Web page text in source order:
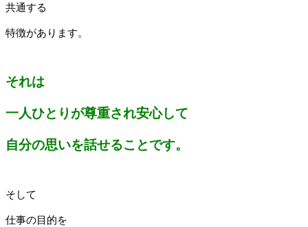
共通する
特徴があります。
それは
一人ひとりが尊重され安心して
自分の思いを話せることです。
そして
仕事の目的を